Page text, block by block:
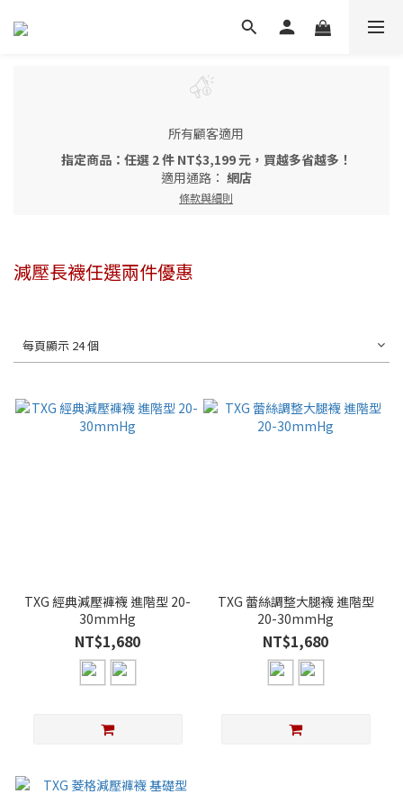
所有顧客適用
指定商品：任選 2 件 NT$3,199 元，買越多省越多！
適用通路： 網店
條款與細則
減壓長襪任選兩件優惠
每頁顯示 24 個
TXG 經典減壓褲襪 進階型 20-
30mmHg
NT$1,680
TXG 蕾絲調整大腿襪 進階型
20-30mmHg
NT$1,680